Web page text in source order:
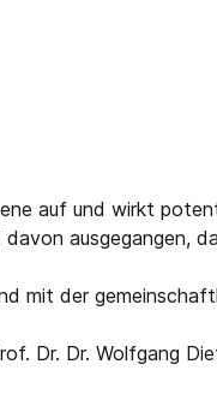
auf und wirkt
ausgegangen,
mit der
Dr. Dr. Wolfgang